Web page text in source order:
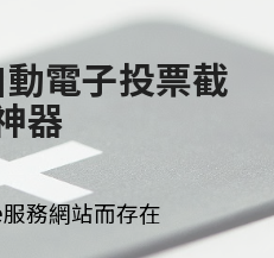
電子投票截
器
務網站而存在